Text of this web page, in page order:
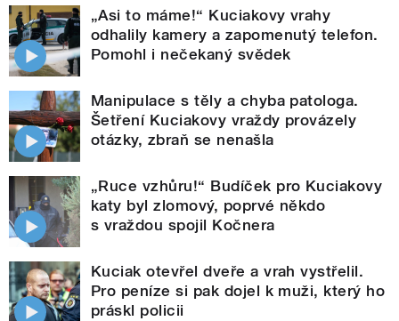
„Asi to máme!“ Kuciakovy vrahy
odhalily kamery a zapomenutý telefon.
Pomohl i nečekaný svědek
Manipulace s těly a chyba patologa.
Šetření Kuciakovy vraždy provázely
otázky, zbraň se nenašla
„Ruce vzhůru!“ Budíček pro Kuciakovy
katy byl zlomový, poprvé někdo
s vraždou spojil Kočnera
Kuciak otevřel dveře a vrah vystřelil.
Pro peníze si pak dojel k muži, který ho
práskl policii